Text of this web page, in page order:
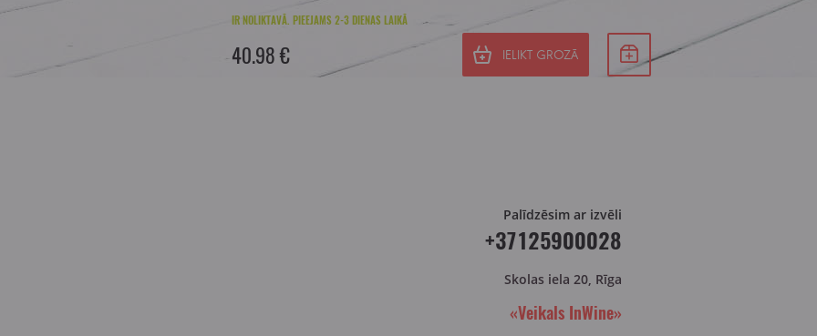
IR NOLIKTAVĀ. PIEEJAMS 2-3 DIENAS LAIKĀ
40.98 € IELIKT GROZĀ
Palīdzēsim ar izvēli
+37125900028
Skolas iela 20, Rīga
«Veikals InWine»